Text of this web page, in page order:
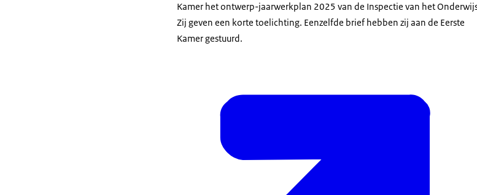
Kamer het ontwerp-jaarwerkplan 2025 van de Inspectie van het
Zij geven een korte toelichting. Eenzelfde brief hebben zij aan de Eerste
Kamer gestuurd.